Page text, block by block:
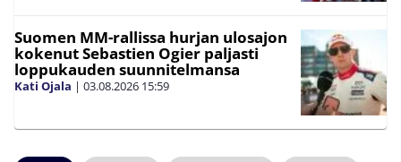
Suomen MM-rallissa hurjan ulosajon
kokenut Sebastien Ogier paljasti
loppukauden suunnitelmansa
Kati Ojala | 03.08.2026 15:59